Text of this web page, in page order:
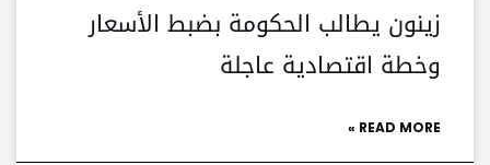
زينون يطالب الحكومة بضبط الأسعار
وخطة اقتصادية عاجلة
READ MORE »